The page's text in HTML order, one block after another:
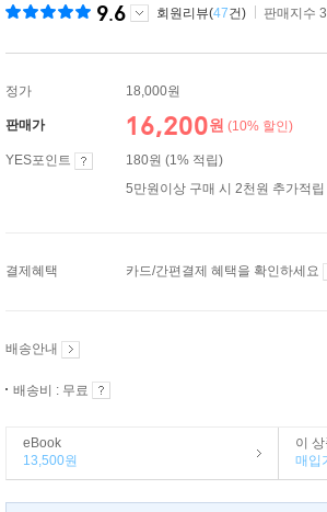
9.6 회원리뷰(47건) 판매지수
정가 18,000원
판매가 16,200원 (10% 할인)
YES포인트
180원 (1% 적립)
5만원이상 구매 시 2천원 추가적립
결제혜택 카드/간편결제 혜택을 확인하세요
배송안내
배송비 : 무료
eBook
13,500원
이 상
매입